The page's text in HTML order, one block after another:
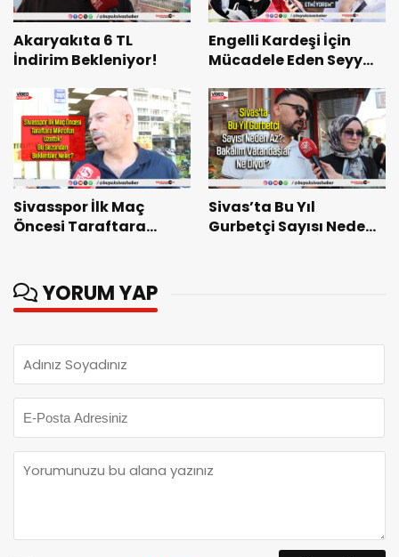
Akaryakıta 6 TL
İndirim Bekleniyor!
Engelli Kardeşi İçin
Mücadele Eden Seyyar
Hakkımı Helal
Etmiyorum”
Sivasspor İlk Maç
Öncesi Taraftara
Neler?
Sivas’ta Bu Yıl
Gurbetçi Sayısı Neden
YORUM YAP